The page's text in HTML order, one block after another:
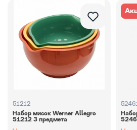
51212
Набор мисок Werner Allegro
51212 3 предмета